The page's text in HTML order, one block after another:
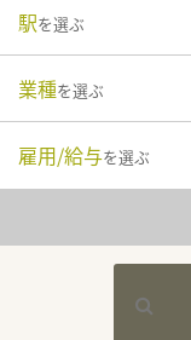
駅を選ぶ
業種を選ぶ
雇用/給与を選ぶ